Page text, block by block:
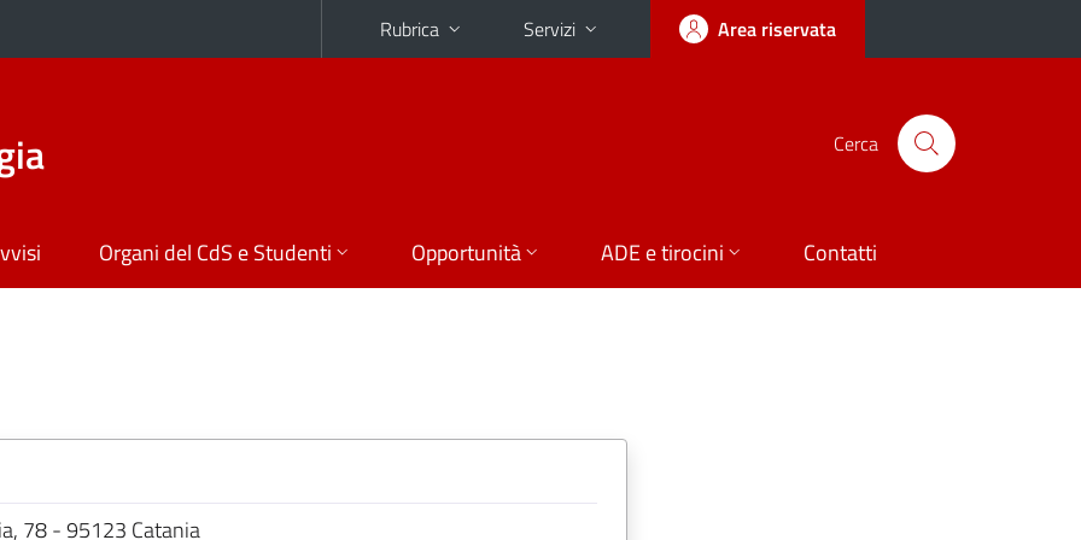
Rubrica Servizi Area riservata
Cerca
Organi del CdS e Studenti Opportunità ADE e tirocini Contatti
78 - 95123 Catania